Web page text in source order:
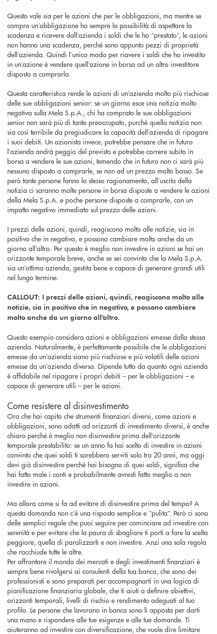
Questo vale sia per le azioni che per le obbligazioni, ma mentre se
compro un’obbligazione ho sempre la possibilità di aspettare la
scadenza e ricevere dall’azienda i soldi che le ho “prestato”, le azioni
non hanno una scadenza, perché sono appunto pezzi di proprietà
dell’azienda. Quindi l’unico modo per riavere i soldi che ho investito
in un’azione è vendere quell’azione in borsa ad un altro investitore
disposto a comprarla.
Questa caratteristica rende le azioni di un’azienda molto più rischiose
delle sue obbligazioni senior: se un giorno esce una notizia molto
negativa sulla Mela S.p.A., chi ha comprato le sue obbligazioni
senior non sarà più di tanto preoccupato, purché quella notizia non
sia così terribile da pregiudicare la capacità dell’azienda di ripagare
i suoi debiti. Un azionista invece, potrebbe pensare che in futuro
l’azienda andrà peggio del previsto e potrebbe correre subito in
borsa a vendere le sue azioni, temendo che in futuro non ci sarà più
nessuno disposto a comprarle, se non ad un prezzo molto basso. Se
però tante persone fanno lo stesso ragionamento, all’uscita della
notizia ci saranno molte persone in borsa disposte a vendere le azioni
della Mela S.p.A. e poche persone disposte a comprarle, con un
impatto negativo immediato sul prezzo delle azioni.
I prezzi delle azioni, quindi, reagiscono molto alle notizie, sia in
positivo che in negativo, e possono cambiare molto anche da un
giorno all’altro. Per questo è meglio non investire in azioni se hai un
orizzonte temporale breve, anche se sei convinto che la Mela S.p.A.
sia un’ottima azienda, gestita bene e capace di generare grandi utili
nel lungo termine.
CALLOUT: I prezzi delle azioni, quindi, reagiscono molto alle
notizie, sia in positivo che in negativo, e possono cambiare
molto anche da un giorno all’altro.
Questo esempio considera azioni e obbligazioni emesse dalla stessa
azienda. Naturalmente, è perfettamente possibile che le obbligazioni
emesse da un’azienda siano più rischiose e più volatili delle azioni
emesse da un’azienda diversa. Dipende tutto da quanto ogni azienda
è affidabile nel ripagare i propri debiti – per le obbligazioni – e
capace di generare utili – per le azioni.
Come resistere al disinvestimento
Ora che hai capito che strumenti finanziari diversi, come azioni e
obbligazioni, sono adatti ad orizzonti di investimento diversi, è anche
chiaro perché è meglio non disinvestire prima dell’orizzonte
temporale prestabilito: se un anno fa hai scelto di investire in azioni
convinto che quei soldi ti sarebbero serviti solo tra 20 anni, ma oggi
devi già disinvestire perché hai bisogno di quei soldi, significa che
hai fatto male i conti e probabilmente avresti fatto meglio a non
investire in azioni.
Ma allora come si fa ad evitare di disinvestire prima del tempo? A
questa domanda non c’è una risposta semplice e “pulita”. Però ci sono
delle semplici regole che puoi seguire per cominciare ad investire con
serenità e per evitare che la paura di sbagliare ti porti a fare la scelta
peggiore, quella di paralizzarti e non investire. Anzi una sola regola
che racchiude tutte le altre.
Per affrontare il mondo dei mercati e degli investimenti finanziari è
sempre bene rivolgersi ai consulenti della tua banca, che sono dei
professionisti e sono preparati per accompagnarti in una logica di
pianificazione finanziaria globale, che ti aiuti a definire obiettivi,
orizzonti temporali, livelli di rischio e rendimento adeguati al tuo
profilo. Le persone che lavorano in banca sono lì apposta per darti
una mano e rispondere alle tue esigenze e alle tue domande. Ti
aiuteranno ad investire con diversificazione, che vuole dire limitare